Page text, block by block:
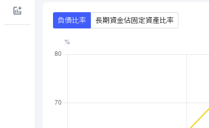
負債比率 長期資金佔固定資產比率